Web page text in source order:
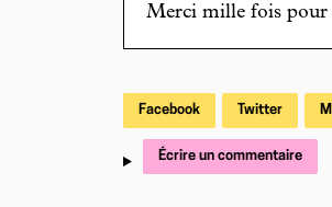
Merci mille fois pour
Facebook Twitter
Écrire un commentaire